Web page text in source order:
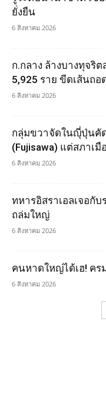
ยั่งยืน
6 สิงหาคม 2026
ก.กลาง ล้างบางทุจริ
5,925 ราย ขีดเส้นถ
6 สิงหาคม 2026
กลุ่มขวาจัดในญุี่ปุ่นคั
(Fujisawa) แต่สภาเมื
6 สิงหาคม 2026
ทหารอิสราเอลเจอกั
ถล่มใหญ่
6 สิงหาคม 2026
คนหาดใหญ่ได้เฮ! คร
6 สิงหาคม 2026